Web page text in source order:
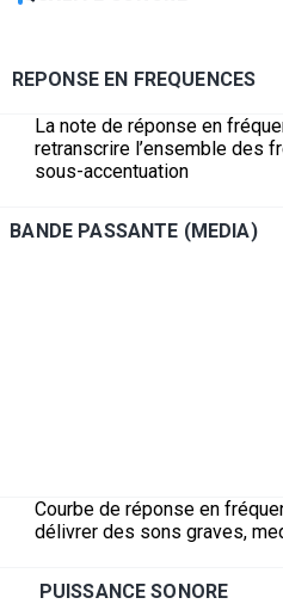
REPONSE EN FREQUENCES
La note de réponse en
retranscrire l’ensemble des
sous-accentuation
BANDE PASSANTE (MEDIA)
Courbe de réponse en
délivrer des sons graves,
PUISSANCE SONORE